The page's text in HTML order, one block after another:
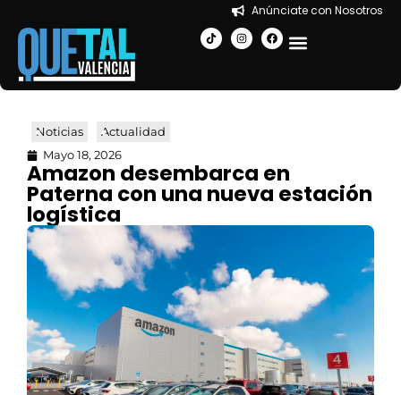
Anúnciate con Nosotros
Noticias
Actualidad
Mayo 18, 2026
Amazon desembarca en
Paterna con una nueva estación
logística